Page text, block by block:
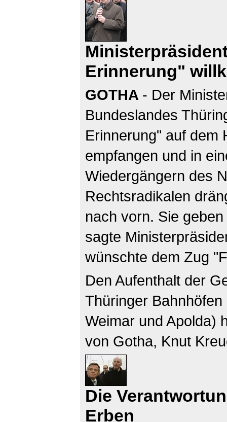
Erinnerung"
GOTHA - Der
Bundeslandes
Erinnerung" auf dem
empfangen und in
Wiedergängern des
Rechtsradikalen
nach vorn. Sie
sagte
wünschte dem Zug
Den Aufenthalt der
Thüringer
Weimar und Apolda)
von Gotha, Knut
Die
Erben